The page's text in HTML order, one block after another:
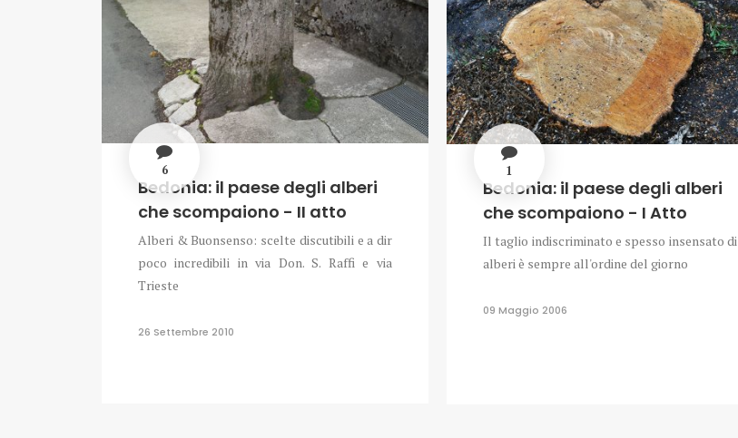
6
Bedonia: il paese degli alberi
che scompaiono - II atto
Alberi & Buonsenso: scelte discutibili e a dir
poco incredibili in via Don. S. Raffi e via
Trieste
26 Settembre 2010
1
Bedonia: il paese degli alberi
che scompaiono - I Atto
Il taglio indiscriminato e spesso insensato di
alberi è sempre all'ordine del giorno
09 Maggio 2006